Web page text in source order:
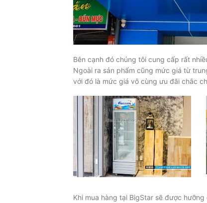
Bên cạnh đó chúng tôi cung cấp rất
Ngoài ra sản phẩm cũng mức giá từ
với đó là mức giá vô cùng ưu đãi chắc
Khi mua hàng tại BigStar sẽ được